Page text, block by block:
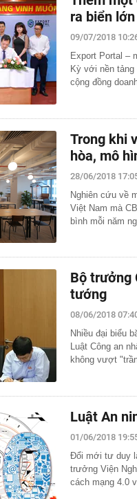
ra biển lớn
09/07/2018
Export Portal –
Kỳ với nền
cộng đồng
Trong khi
hòa, mô
28/06/2018
Nghiên cứu về
Việt Nam mà
bình mỗi năm
Bộ trưởng
tướng
08/06/2018
Nhiều đại biểu
Luật Công an
không vượt
Luật An
01/06/2018
Đổi mới tư duy
trưởng Viện
cách mạng 4.0